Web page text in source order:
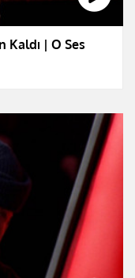
Kaldı | O Ses